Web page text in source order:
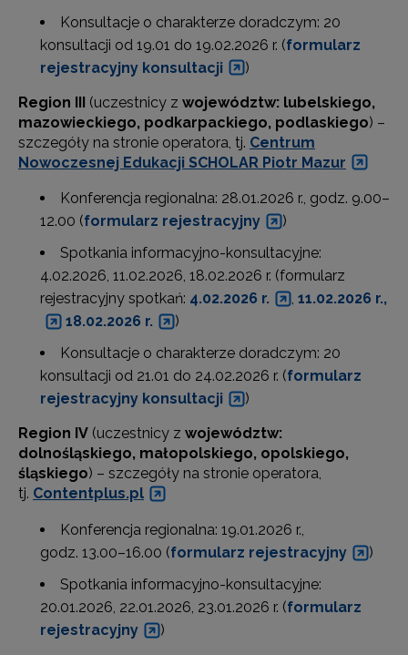
Konsultacje o charakterze doradczym: 20
konsultacji od 19.01 do 19.02.2026 r. (formularz
rejestracyjny konsultacji
)
Region III (uczestnicy z województw: lubelskiego,
mazowieckiego, podkarpackiego, podlaskiego) –
szczegóły na stronie operatora, tj. Centrum
Nowoczesnej Edukacji SCHOLAR Piotr Mazur
Konferencja regionalna: 28.01.2026 r., godz. 9.00–
12.00 (formularz rejestracyjny
)
Spotkania informacyjno-konsultacyjne:
4.02.2026, 11.02.2026, 18.02.2026 r. (formularz
rejestracyjny spotkań: 4.02.2026 r. , 11.02.2026 r.,
18.02.2026 r.
)
Konsultacje o charakterze doradczym: 20
konsultacji od 21.01 do 24.02.2026 r. (formularz
rejestracyjny konsultacji
)
Region IV (uczestnicy z województw:
dolnośląskiego, małopolskiego, opolskiego,
śląskiego) – szczegóły na stronie operatora,
tj. Contentplus.pl
Konferencja regionalna: 19.01.2026 r.,
godz. 13.00–16.00 (formularz rejestracyjny
)
Spotkania informacyjno-konsultacyjne:
20.01.2026, 22.01.2026, 23.01.2026 r. (formularz
rejestracyjny
)